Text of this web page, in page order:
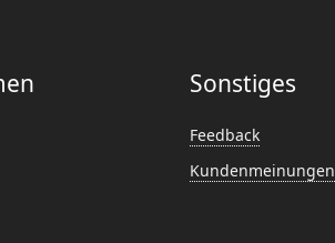
Sonstiges
Feedback
Kundenmeinungen